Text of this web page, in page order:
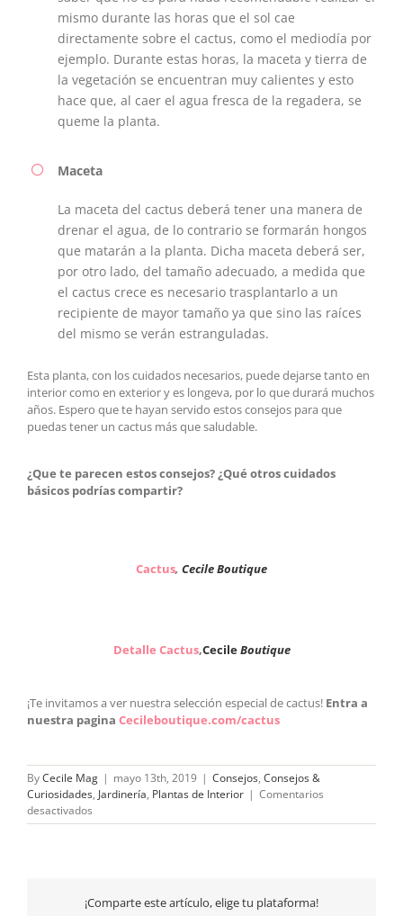
mismo durante las horas que el sol cae
directamente sobre el cactus, como el mediodía por
ejemplo. Durante estas horas, la maceta y tierra de
la vegetación se encuentran muy calientes y esto
hace que, al caer el agua fresca de la regadera, se
queme la planta.
Maceta
La maceta del cactus deberá tener una manera de
drenar el agua, de lo contrario se formarán hongos
que matarán a la planta. Dicha maceta deberá ser,
por otro lado, del tamaño adecuado, a medida que
el cactus crece es necesario trasplantarlo a un
recipiente de mayor tamaño ya que sino las raíces
del mismo se verán estranguladas.
Esta planta, con los cuidados necesarios, puede dejarse tanto en
interior como en exterior y es longeva, por lo que durará muchos
años. Espero que te hayan servido estos consejos para que
puedas tener un cactus más que saludable.
¿Que te parecen estos consejos? ¿Qué otros cuidados
básicos podrías compartir?
Cactus, Cecile Boutique
Detalle Cactus,CecileBoutique
¡Te invitamos a ver nuestra selección especial de cactus! Entra a
nuestra pagina Cecileboutique.com/cactus
ByCecile Mag | mayo 13th, 2019 | Consejos, Consejos &
Curiosidades, Jardinería, Plantas de Interior | Comentarios
desactivados
Consejos
interior
¡Comparte este artículo, elige tu plataforma!